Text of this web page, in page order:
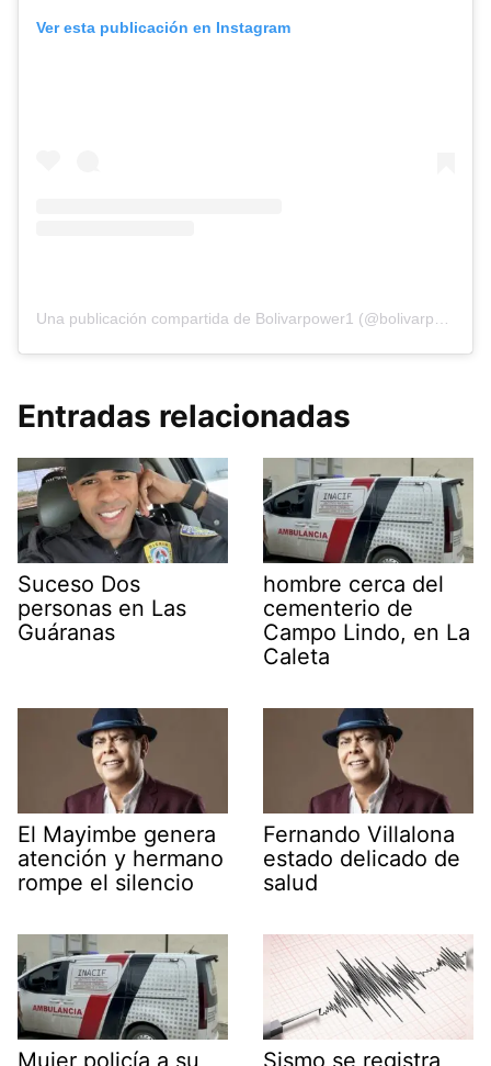
Ver esta publicación en Instagram
Una publicación compartida de Bolivarpower1 (@bolivarpower1)
Entradas relacionadas
Suceso Dos
personas en Las
Guáranas
hombre cerca del
cementerio de
Campo Lindo, en La
Caleta
El Mayimbe genera
atención y hermano
rompe el silencio
Fernando Villalona
estado delicado de
salud